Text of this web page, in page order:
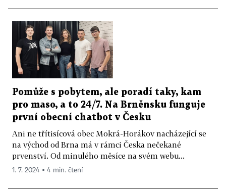
Pomůže s pobytem, ale poradí taky, kam
pro maso, a to 24/7. Na Brněnsku funguje
první obecní chatbot v Česku
Ani ne třítisícová obec Mokrá-Horákov nacházející se
na východ od Brna má v rámci Česka nečekané
prvenství. Od minulého měsíce na svém webu...
1. 7. 2024 ▪ 4 min. čtení